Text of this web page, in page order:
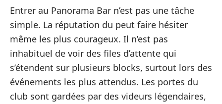
Entrer au Panorama Bar n’est pas une tâche
simple. La réputation du peut faire hésiter
même les plus courageux. Il n’est pas
inhabituel de voir des files d’attente qui
s’étendent sur plusieurs blocks, surtout lors des
événements les plus attendus. Les portes du
club sont gardées par des videurs légendaires,